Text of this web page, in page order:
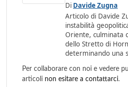
Di Davide Zugna
Articolo di Davide
instabilità
Oriente, culminata
dello Stretto di
determinando una
Per collaborare con noi e vedere
articoli non esitare a contattarci.